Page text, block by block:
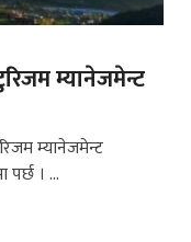
म्यानेजमेन्ट
म्यानेजमेन्ट
पर्छ । …